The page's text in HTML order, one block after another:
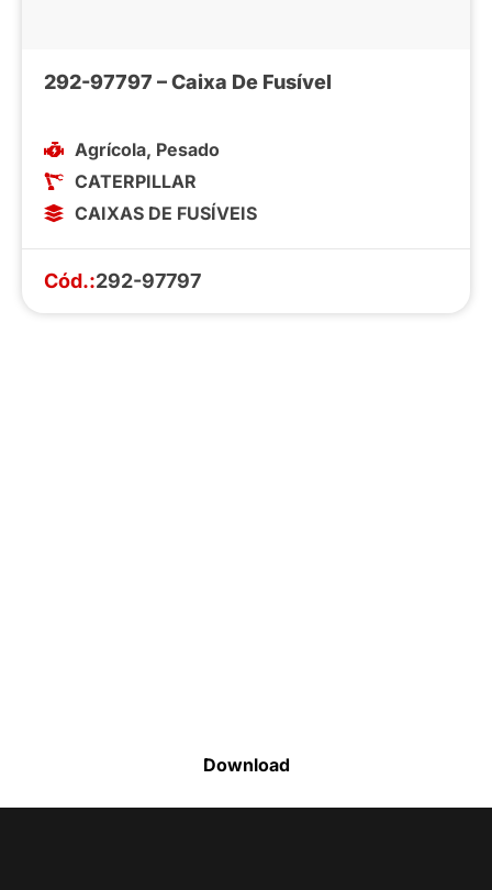
292-97797 – Caixa De Fusível
Agrícola, Pesado
CATERPILLAR
CAIXAS DE FUSÍVEIS
Cód.:292-97797
Download